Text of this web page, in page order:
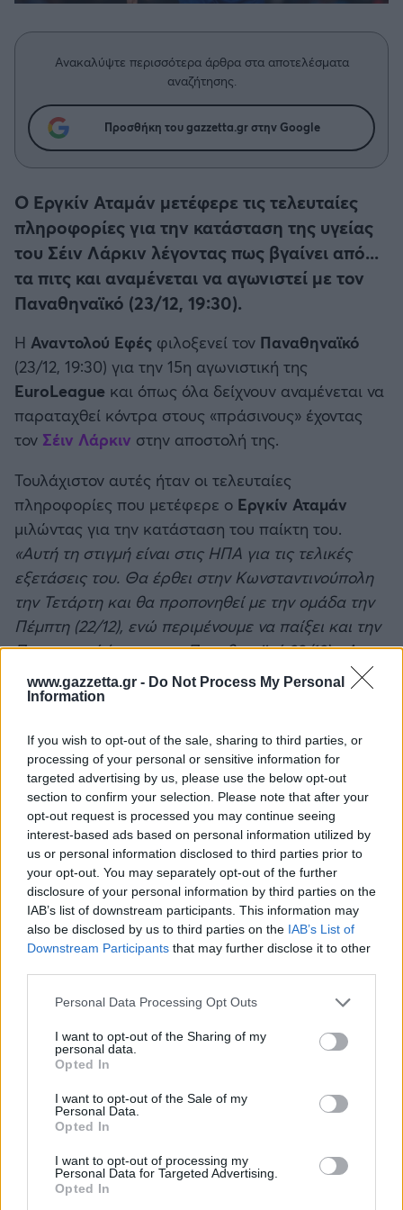
www.gazzetta.gr - Do Not Process My Personal
Information
If you wish to opt-out of the sale, sharing to third parties, or
processing of your personal or sensitive information for
targeted advertising by us, please use the below opt-out
section to confirm your selection. Please note that after your
opt-out request is processed you may continue seeing
interest-based ads based on personal information utilized by
us or personal information disclosed to third parties prior to
your opt-out. You may separately opt-out of the further
disclosure of your personal information by third parties on the
IAB’s list of downstream participants. This information may
also be disclosed by us to third parties on the IAB’s List of
Downstream Participants that may further disclose it to other
Please note that this website/app uses one or more Google
not limited to your visit or usage behaviour. You may click to
grant or deny consent to Google and its third-party tags to
use your data for below specified purposes in below Google
consent section.
Personal Data Processing Opt Outs
I want to opt-out of the Sharing of my
personal data.
Opted In
I want to opt-out of the Sale of my
Personal Data.
Opted In
I want to opt-out of processing my
Personal Data for Targeted Advertising.
Opted In
Δημήτρης Τσορμπατζόγλου
Λεβαδειακός
ΟΦΗ
Βόλος
Ατρόμητος Αθηνών
Αστέρας Τρίπολης
Παναιτωλικός
Καλαμάτα
Μπαρτσελόνα
Ρεάλ Μαδρίτης
Ατλέτικο Μαδρίτης
Μάντσεστερ Σίτι
Λίβερπουλ
Τσέλσι
Άρσεναλ
Γιουβέντους
Μίλαν
Ίντερ
Μπάγερν Μονάχου
Παρί Σεν Ζερμέν
Μεγάλη μου Αγάπη
Μια Ιστορία από την Πόλη
Ανακαλύψτε περισσότερα άρθρα στα αποτελέσματα
αναζήτησης.
Προσθήκη του gazzetta.gr στην Google
Ο Εργκίν Αταμάν μετέφερε τις τελευταίες
πληροφορίες για την κατάσταση της υγείας
του Σέιν Λάρκιν λέγοντας πως βγαίνει από...
τα πιτς και αναμένεται να αγωνιστεί με τον
Παναθηναϊκό (23/12, 19:30).
Η Αναντολού Εφές φιλοξενεί τον Παναθηναϊκό
(23/12, 19:30) για την 15η αγωνιστική της
EuroLeague και όπως όλα δείχνουν αναμένεται να
παραταχθεί κόντρα στους «πράσινους» έχοντας
τον Σέιν Λάρκιν στην αποστολή της.
Τουλάχιστον αυτές ήταν οι τελευταίες
πληροφορίες που μετέφερε ο Εργκίν Αταμάν
μιλώντας για την κατάσταση του παίκτη του.
«Αυτή τη στιγμή είναι στις ΗΠΑ για τις τελικές
εξετάσεις του. Θα έρθει στην Κωνσταντινούπολη
την Τετάρτη και θα προπονηθεί με την ομάδα την
Πέμπτη (22/12), ενώ περιμένουμε να παίξει και την
Παρασκευή (σ.σ με τον Παναθηναϊκό 23/12)... Δεν
θα παίξει αμέσως όπως ο πραγματικός Λάρκιν,
αλλά θα έχουμε μεγαλύτερη δύναμη με την
των Τούρκων.